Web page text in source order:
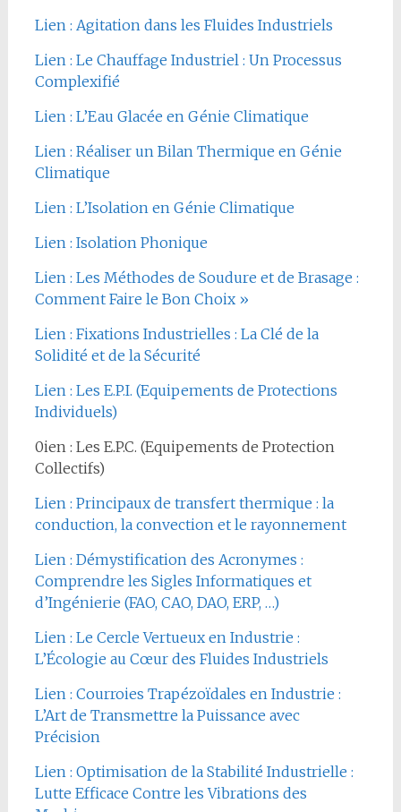
Lien : Agitation dans les Fluides Industriels
Lien : Le Chauffage Industriel : Un Processus
Complexifié
Lien : L’Eau Glacée en Génie Climatique
Lien : Réaliser un Bilan Thermique en Génie
Climatique
Lien : L’Isolation en Génie Climatique
Lien : Isolation Phonique
Lien : Les Méthodes de Soudure et de Brasage :
Comment Faire le Bon Choix »
Lien : Fixations Industrielles : La Clé de la
Solidité et de la Sécurité
Lien : Les E.P.I. (Equipements de Protections
Individuels)
0ien : Les E.P.C. (Equipements de Protection
Collectifs)
Lien : Principaux de transfert thermique : la
conduction, la convection et le rayonnement
Lien : Démystification des Acronymes :
Comprendre les Sigles Informatiques et
d’Ingénierie (FAO, CAO, DAO, ERP, …)
Lien : Le Cercle Vertueux en Industrie :
L’Écologie au Cœur des Fluides Industriels
Lien : Courroies Trapézoïdales en Industrie :
L’Art de Transmettre la Puissance avec
Précision
Lien : Optimisation de la Stabilité Industrielle :
Lutte Efficace Contre les Vibrations des